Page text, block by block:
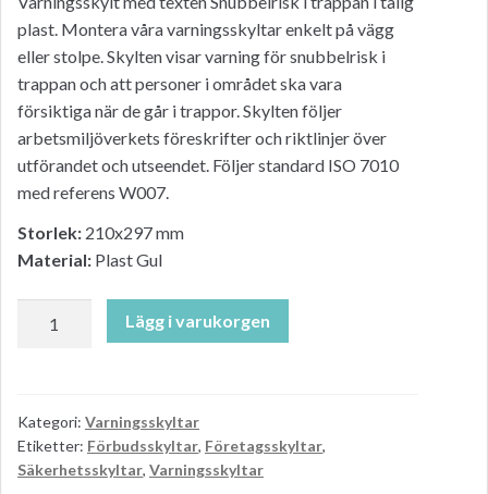
plast. Montera våra varningsskyltar enkelt på vägg
eller stolpe. Skylten visar varning för snubbelrisk i
trappan och att personer i området ska vara
försiktiga när de går i trappor. Skylten följer
arbetsmiljöverkets föreskrifter och riktlinjer över
utförandet och utseendet. Följer standard ISO 7010
med referens W007.
Storlek: 210x297 mm
Material: Plast Gul
mängd
Lägg i varukorgen
Kategori: Varningsskyltar
Etiketter: Förbudsskyltar, Företagsskyltar,
Säkerhetsskyltar, Varningsskyltar